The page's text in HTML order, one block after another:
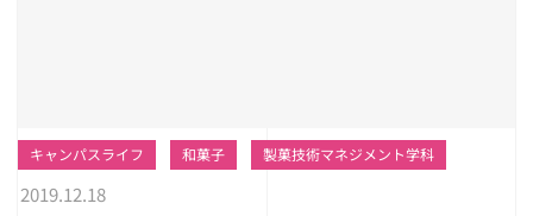
キャンパスライフ 和菓子 製菓技術マネジメント学科
2019.12.18